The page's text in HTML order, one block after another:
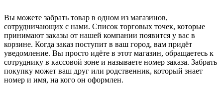
Вы можете забрать товар в одном из магазинов,
сотрудничающих с нами. Список торговых точек, которые
принимают заказы от нашей компании появится у вас в
корзине. Когда заказ поступит в ваш город, вам придёт
уведомление. Вы просто идёте в этот магазин, обращаетесь к
сотруднику в кассовой зоне и называете номер заказа. Забрать
покупку может ваш друг или родственник, который знает
номер и имя, на кого он оформлен.